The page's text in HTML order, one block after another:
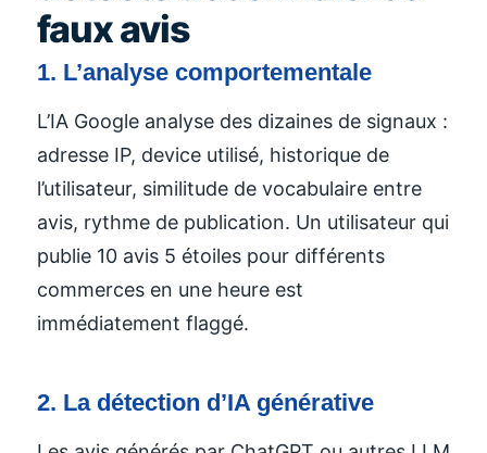
faux avis
1. L’analyse comportementale
L’IA Google analyse des dizaines de signaux :
adresse IP, device utilisé, historique de
l’utilisateur, similitude de vocabulaire entre
avis, rythme de publication. Un utilisateur qui
publie 10 avis 5 étoiles pour différents
commerces en une heure est
immédiatement flaggé.
2. La détection d’IA générative